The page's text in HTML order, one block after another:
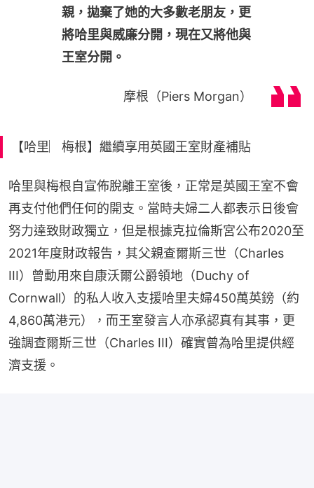
親，拋棄了她的大多數老朋友，更
將哈里與威廉分開，現在又將他與
王室分開。
摩根（Piers Morgan）
【哈里︳梅根】繼續享用英國王室財產補貼
哈里與梅根自宣佈脫離王室後，正常是英國王室不會
再支付他們任何的開支。當時夫婦二人都表示日後會
努力達致財政獨立，但是根據克拉倫斯宮公布2020至
2021年度財政報告，其父親查爾斯三世（Charles
III）曾動用來自康沃爾公爵領地（Duchy of
Cornwall）的私人收入支援哈里夫婦450萬英鎊（約
4,860萬港元），而王室發言人亦承認真有其事，更
強調查爾斯三世（Charles III）確實曾為哈里提供經
濟支援。